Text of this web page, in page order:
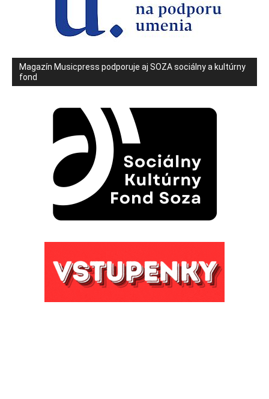
Magazín Musicpress podporuje aj SOZA sociálny a kultúrny
fond